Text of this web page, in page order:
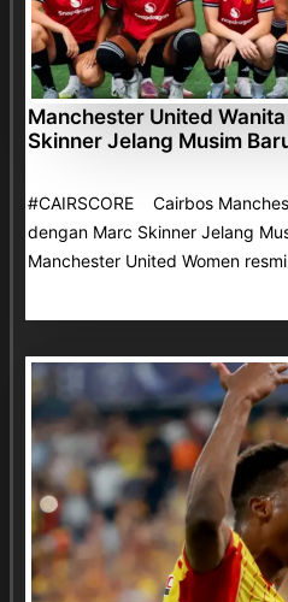
Manchester United
Skinner Jelang Musim
#CAIRSCORE Cairbos
dengan Marc Skinner Jelang
Manchester United Women